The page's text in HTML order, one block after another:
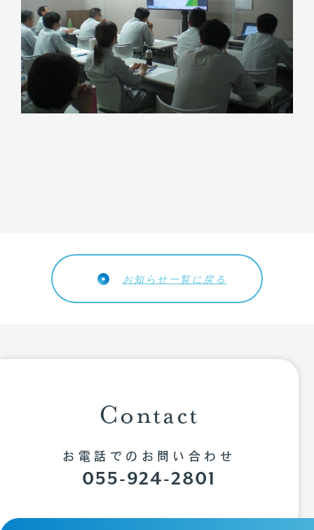
トップページ
お知らせ
事業内容
会社概要
お知らせ一覧に戻る
Contact
お電話でのお問い合わせ
055-924-2801